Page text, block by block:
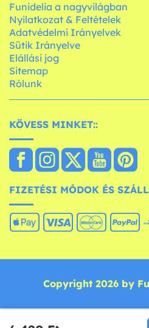
Funidelia a nagyvilágban
Nyilatkozat & Feltételek
Adatvédelmi Irányelvek
Sütik Irányelve
Elállási jog
Sitemap
Rólunk
KÖVESS MINKET::
FIZETÉSI MÓDOK ÉS
Copyright 2026 by